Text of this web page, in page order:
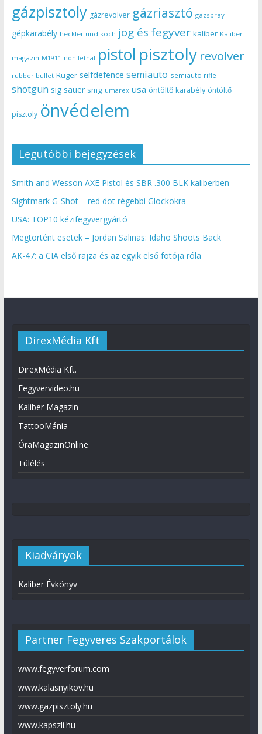
gázpisztoly gázrevolver gázriasztó gázspray
gépkarabély heckler und koch jog és fegyver kaliber Kaliber
magazin M1911 non lethal pistol pisztoly revolver
rubber bullet Ruger selfdefence semiauto semiauto rifle
shotgun sig sauer smg umarex usa öntöltő karabély öntöltő
pisztoly önvédelem
Legutóbbi bejegyzések
Smith and Wesson AXE Pistol és SBR .300 BLK kaliberben
Sightmark G-Shot – red dot régebbi Glockokra
USA: TOP10 kézifegyvergyártó
Megtörtént esetek – Jordan Salinas: Idaho Shoots Back
AK-47: a CIA első rajza és az egyik első fotója róla
DirexMédia Kft
DirexMédia Kft.
Fegyvervideo.hu
Kaliber Magazin
TattooMánia
ÓraMagazinOnline
Túlélés
Kiadványok
Kaliber Évkönyv
Partner Fegyveres Szakportálok
www.fegyverforum.com
www.kalasnyikov.hu
www.gazpisztoly.hu
www.kapszli.hu